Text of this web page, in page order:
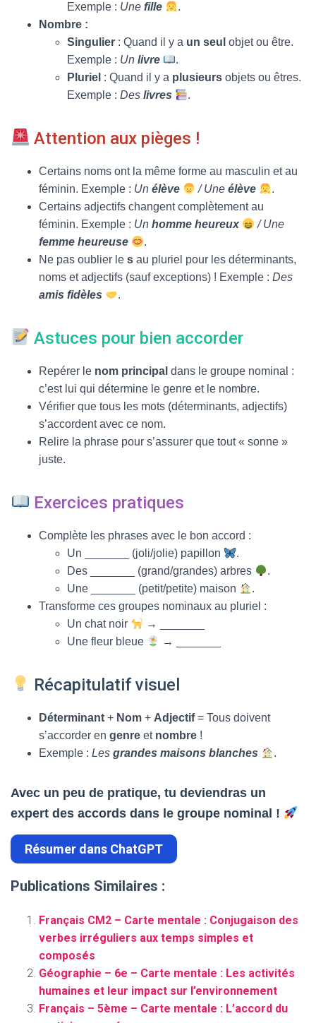
Exemple : Une fille
.
Nombre :
Singulier : Quand il y a un seul objet ou être.
Exemple : Un livre
.
Pluriel : Quand il y a plusieurs objets ou êtres.
Exemple : Des livres .
Attention aux pièges !
Certains noms ont la même forme au masculin et au
féminin. Exemple : Un élève / Uneélève
.
Certains adjectifs changent complètement au
féminin. Exemple : Un homme heureux
/ Une
femme heureuse
.
Ne pas oublier le s au pluriel pour les déterminants,
noms et adjectifs (sauf exceptions) ! Exemple : Des
amis fidèles
.
Astuces pour bien accorder
Repérer le nom principal dans le groupe nominal :
c’est lui qui détermine le genre et le nombre.
Vérifier que tous les mots (déterminants, adjectifs)
s’accordent avec ce nom.
Relire la phrase pour s’assurer que tout « sonne »
juste.
Exercices pratiques
Complète les phrases avec le bon accord :
Un _______ (joli/jolie) papillon
.
Des _______ (grand/grandes) arbres
.
Une _______ (petit/petite) maison
.
Transforme ces groupes nominaux au pluriel :
Un chat noir
→ _______
Une fleur bleue
→ _______
Récapitulatif visuel
Déterminant + Nom + Adjectif= Tous doivent
s’accorder en genre et nombre !
Exemple : Les grandes maisons blanches .
Avec un peu de pratique, tu deviendras un
expert des accords dans le groupe nominal !
Résumer dans ChatGPT
Publications Similaires :
Français CM2 – Carte mentale : Conjugaison des
verbes irréguliers aux temps simples et
composés
Géographie – 6e – Carte mentale : Les activités
humaines et leur impact sur l’environnement
Français – 5ème – Carte mentale : L’accord du